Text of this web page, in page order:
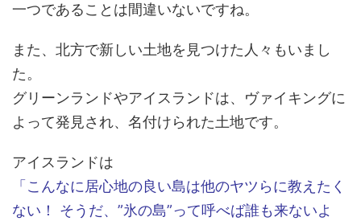
一つであることは間違いないですね。
また、北方で新しい土地を見つけた人々もいまし
た。
グリーンランドやアイスランドは、ヴァイキングに
よって発見され、名付けられた土地です。
アイスランドは
「こんなに居心地の良い島は他のヤツらに教えたく
ない！ そうだ、”氷の島”って呼べば誰も来ないよ